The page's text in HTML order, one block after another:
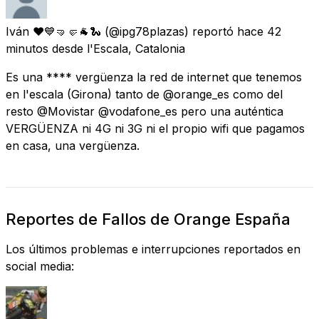
Iván ❤💙🤜🤛🐐🐍 (@ipg78plazas) reportó hace 42
minutos desde l'Escala, Catalonia
Es una **** vergüenza la red de internet que tenemos
en l'escala (Girona) tanto de @orange_es como del
resto @Movistar @vodafone_es pero una auténtica
VERGÜENZA ni 4G ni 3G ni el propio wifi que pagamos
en casa, una vergüenza.
Reportes de Fallos de Orange España
Los últimos problemas e interrupciones reportados en
social media: